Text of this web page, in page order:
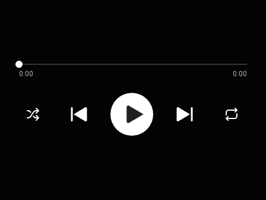
0:00 0:00